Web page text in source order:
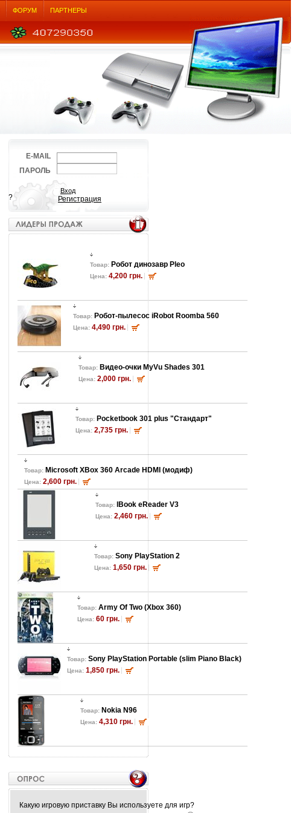
ФОРУМ ПАРТНЕРЫ
E-MAIL
ПАРОЛЬ
? Регистрация
Товар: Робот динозавр Pleo
Цена: 4,200 грн.
Товар: Робот-пылесос iRobot Roomba 560
Цена: 4,490 грн.
Товар: Видео-очки MyVu Shades 301
Цена: 2,000 грн.
Товар: Pocketbook 301 plus "Стандарт"
Цена: 2,735 грн.
Товар: Microsoft XBox 360 Arcade HDMI (модиф)
Цена: 2,600 грн.
Товар: lBook eReader V3
Цена: 2,460 грн.
Товар: Sony PlayStation 2
Цена: 1,650 грн.
Товар: Army Of Two (Xbox 360)
Цена: 60 грн.
Товар: Sony PlayStation Portable (slim Piano Black)
Цена: 1,850 грн.
Товар: Nokia N96
Цена: 4,310 грн.
Какую игровую приставку Вы используете для игр?